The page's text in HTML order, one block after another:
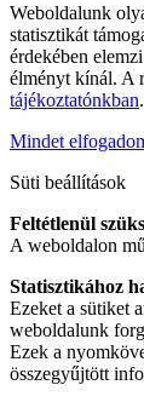
Weboldalunk
statisztikát
érdekében
élményt kínál. A
tájékoztatónkban
Mindet
Süti beállítások
Feltétlenül
A weboldalon
Statisztikához
Ezeket a sütiket
weboldalunk
Ezek a
összegyűjtött